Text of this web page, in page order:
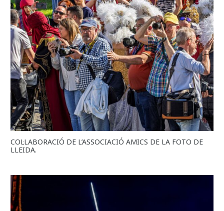
COL·LABORACIÓ DE L’ASSOCIACIÓ AMICS DE LA FOTO DE
LLEIDA.